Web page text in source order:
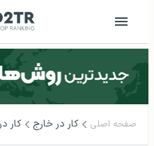
صفحه اصلی کار در خارج کار